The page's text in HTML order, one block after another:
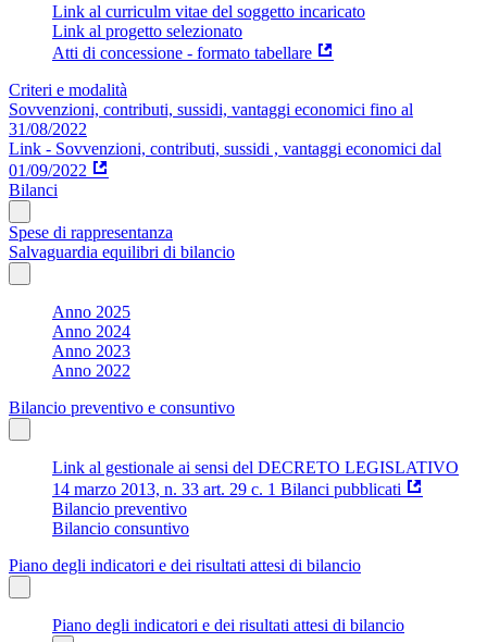
Link al curriculm vitae del soggetto incaricato
Link al progetto selezionato
Atti di concessione - formato tabellare
Criteri e modalità
Sovvenzioni, contributi, sussidi, vantaggi economici fino al
31/08/2022
Link - Sovvenzioni, contributi, sussidi , vantaggi economici dal
01/09/2022
Bilanci
Spese di rappresentanza
Salvaguardia equilibri di bilancio
Anno 2025
Anno 2024
Anno 2023
Anno 2022
Bilancio preventivo e consuntivo
Link al gestionale ai sensi del DECRETO LEGISLATIVO
14 marzo 2013, n. 33 art. 29 c. 1 Bilanci pubblicati
Bilancio preventivo
Bilancio consuntivo
Piano degli indicatori e dei risultati attesi di bilancio
Piano degli indicatori e dei risultati attesi di bilancio